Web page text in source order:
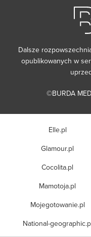
Dalsze
opublikowanych w
©BURDA
Elle.pl
Glamour.pl
Cocolita.pl
Mamotoja.pl
Mojegotowanie.pl
National-